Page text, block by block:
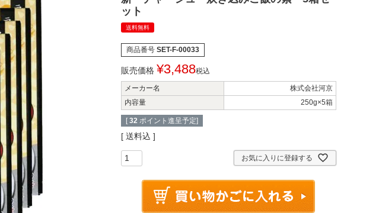
ット
送料無料
商品番号 SET-F-00033
販売価格 ¥3,488税込
メーカー名
株式会社河京
内容量
250g×5箱
[ 32 ポイント進呈予定]
送料込
お気に入りに登録する